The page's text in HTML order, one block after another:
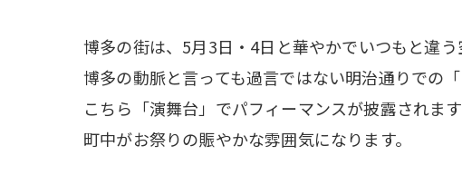
博多の街は、5月3日・4日と華やかでいつもと違う
博多の動脈と言っても過言ではない明治通りでの
こちら「演舞台」でパフィーマンスが披露されます
町中がお祭りの賑やかな雰囲気になります。